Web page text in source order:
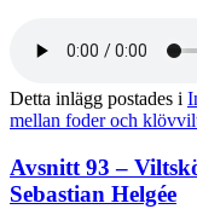
Detta inlägg postades i
mellan foder och
Avsnitt 93 –
Sebastian Helgée